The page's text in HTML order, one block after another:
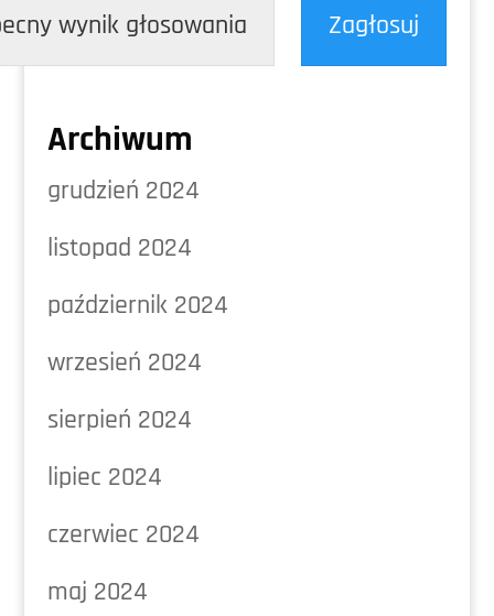
wynik głosowania Zagłosuj
Archiwum
grudzień 2024
listopad 2024
październik 2024
wrzesień 2024
sierpień 2024
lipiec 2024
czerwiec 2024
maj 2024